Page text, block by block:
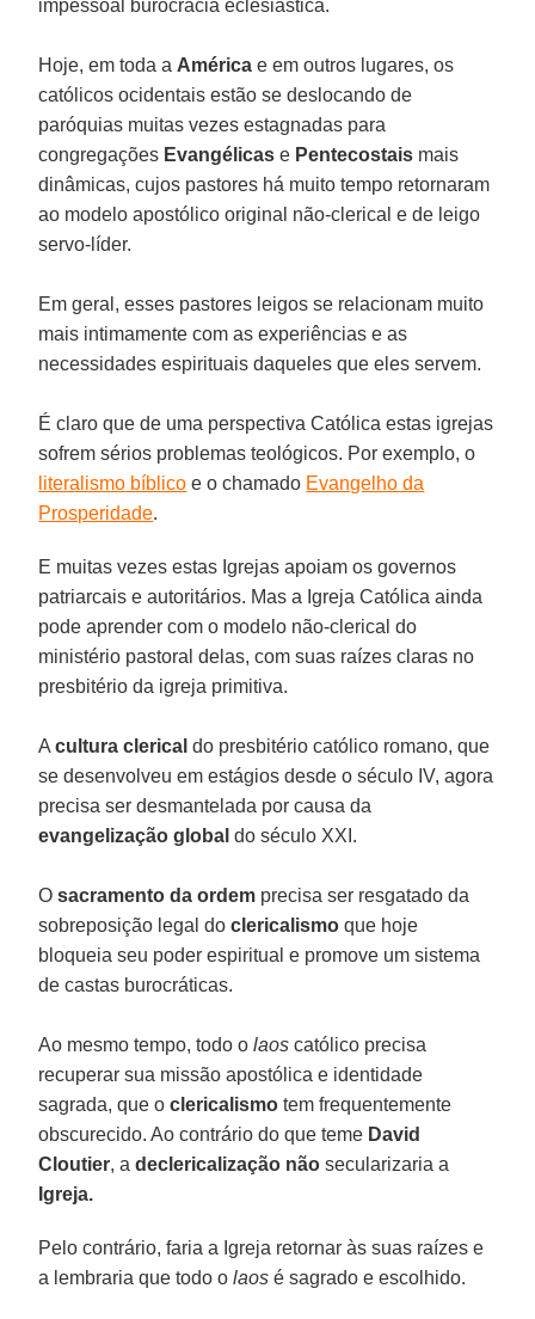
impessoal burocracia eclesiástica.
Hoje, em toda a América e em outros lugares, os
católicos ocidentais estão se deslocando de
paróquias muitas vezes estagnadas para
congregações Evangélicas e Pentecostais mais
dinâmicas, cujos pastores há muito tempo retornaram
ao modelo apostólico original não-clerical e de leigo
servo-líder.
Em geral, esses pastores leigos se relacionam muito
mais intimamente com as experiências e as
necessidades espirituais daqueles que eles servem.
É claro que de uma perspectiva Católica estas igrejas
sofrem sérios problemas teológicos. Por exemplo, o
literalismo bíblico e o chamado Evangelho da
Prosperidade.
E muitas vezes estas Igrejas apoiam os governos
patriarcais e autoritários. Mas a Igreja Católica ainda
pode aprender com o modelo não-clerical do
ministério pastoral delas, com suas raízes claras no
presbitério da igreja primitiva.
Acultura clerical do presbitério católico romano, que
se desenvolveu em estágios desde o século IV, agora
precisa ser desmantelada por causa da
evangelização global do século XXI.
Osacramento da ordem precisa ser resgatado da
sobreposição legal doclericalismo que hoje
bloqueia seu poder espiritual e promove um sistema
de castas burocráticas.
Ao mesmo tempo, todo olaos católico precisa
recuperar sua missão apostólica e identidade
sagrada, que oclericalismo tem frequentemente
obscurecido. Ao contrário do que teme David
Cloutier, adeclericalização nãosecularizaria a
Igreja.
Pelo contrário, faria a Igreja retornar às suas raízes e
a lembraria que todo olaos é sagrado e escolhido.